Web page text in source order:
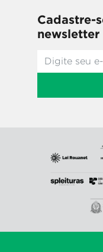
Cadastre-
newsletter